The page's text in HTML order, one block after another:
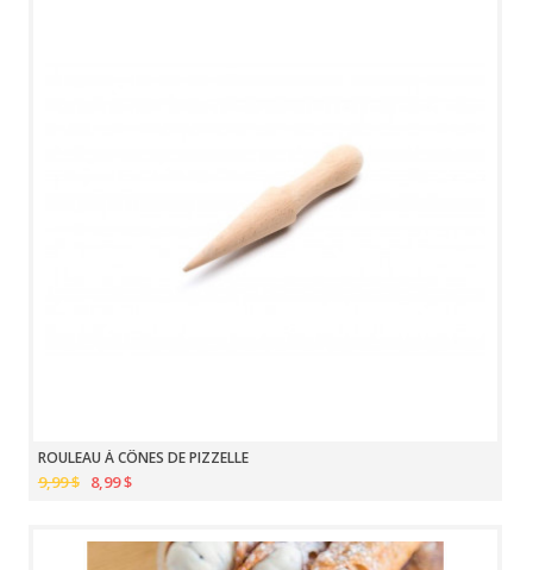
ROULEAU À CÔNES DE PIZZELLE
9,99 $ 8,99 $